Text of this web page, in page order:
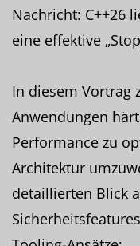
Nachricht: C++26
eine effektive
In diesem Vortrag
Anwendungen
Performance zu
Architektur
detaillierten Blick